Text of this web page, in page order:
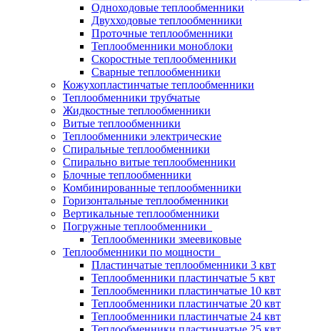
Одноходовые теплообменники
Двухходовые теплообменники
Проточные теплообменники
Теплообменники моноблоки
Скоростные теплообменники
Сварные теплообменники
Кожухопластинчатые теплообменники
Теплообменники трубчатые
Жидкостные теплообменники
Витые теплообменники
Теплообменники электрические
Спиральные теплообменники
Спирально витые теплообменники
Блочные теплообменники
Комбинированные теплообменники
Горизонтальные теплообменники
Вертикальные теплообменники
Погружные теплообменники
Теплообменники змеевиковые
Теплообменники по мощности
Пластинчатые теплообменники 3 квт
Теплообменники пластинчатые 5 квт
Теплообменники пластинчатые 10 квт
Теплообменники пластинчатые 20 квт
Теплообменники пластинчатые 24 квт